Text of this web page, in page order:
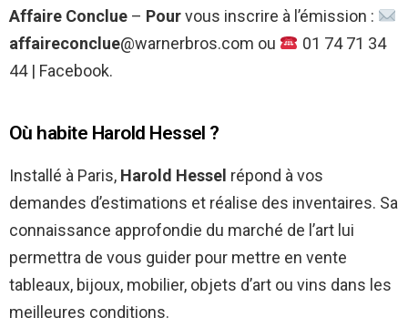
Affaire Conclue – Pourvous inscrire à l’émission :
affaireconclue@warnerbros.com ou
01 74 71 34
44 | Facebook.
Où habite Harold Hessel ?
Installé à Paris, Harold Hessel répond à vos
demandes d’estimations et réalise des inventaires. Sa
connaissance approfondie du marché de l’art lui
permettra de vous guider pour mettre en vente
tableaux, bijoux, mobilier, objets d’art ou vins dans les
meilleures conditions.